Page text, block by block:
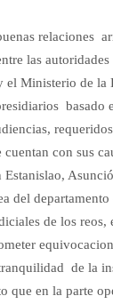
relaciones
las
el Ministerio de la
basado
con sus
Estanislao,
del
de los reos,
de la
que en la parte